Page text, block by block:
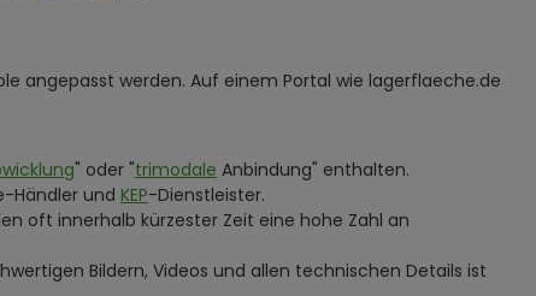
angepasst werden. Auf einem Portal wie lagerflaeche.de
" oder "trimodale Anbindung" enthalten.
Händler und KEP-Dienstleister.
oft innerhalb kürzester Zeit eine hohe Zahl an
Bildern, Videos und allen technischen Details ist